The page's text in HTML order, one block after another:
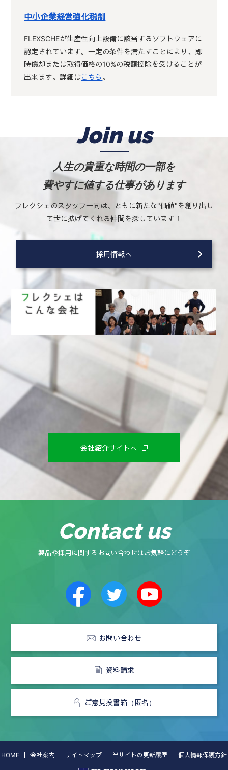
2024年8月1日
弊社では働きやすい職場環境づくりの取り組みとして軽装勤
務を推奨しておりましたが、この度、お客様と対面（Web会
議も含む）においても軽装にて対面させていただきます。何
卒ご理解賜りますようよろしくお願い申し上げます。
弊社では近年の社会情勢を考慮して年賀状でのご挨拶を控え
させていただくことといたしました。誠に勝手ではございま
2023年7月26日～28日
第16回 工場内のシステム見える化展に出展します。
2022年12月1日
弊社では近年の社会情勢を考慮して年賀状でのご挨拶を控え
スマートファクトリーJapan2022に出展しました。
2022年10月22日
PG BATTLE 2022に協賛します。
生産システム見える化展に出展しました。
に出展しました。
2021年10月23日
PG BATTLE 2021に協賛しました。
2021年1月20日～22日
に出展しました。
2020年10月1日～11月19日
第58回宣伝会議賞
に協賛しました。弊社課題への沢山のご応
募ありがとうございました。
2019年6月5日～7日
スマートファクトリーJapan2019に出展しました。[写真]
2018年10月3日～5日
第30回 関西 設計･製造ソリューション展に出展しました。
2018年10月2日
当ウェブサイトを全面リニューアルし公開しました。
2018年6月20日～22日
第29回 設計･製造ソリューション展に出展しました。
2018年4月11日～13日
第3回 名古屋 設計･製造ソリューション展に出展しました。
第20回 関西 設計･製造ソリューション展に出展しました。[写
真]
FLEXSCHEバージョン23.0 リリース
2023年3月31日
FLEXSCHE CarryOutバージョン4.4 リリース
2023年3月27日
FLEXSCHEバージョン22.0リリース
FLEXSCHEバージョン21.1 リリース
FLEXSCHEバージョン21.0 リリース
FLEXSCHE CarryOutバージョン4.2 リリース
FLEXSCHEバージョン20.0 リリース
FLEXSCHE CarryOutバージョン4.1 リリース
2020年9月4日
FLEXSCHEバージョン19.1 リリース
FLEXSCHE CarryOutバージョン4 リリース
2019年2月14日
FLEXSCHE CarryOutバージョン3 リリース
FLEXSCHEバージョン18.0 リリース
FLEXSCHE CarryOutバージョン2 リリース
2018年3月28日
FLEXSCHEバージョン17.1 リリース
FLEXSCHEバージョン17.0 リリース
FLEXSCHEバージョン16.1 リリース
FLEXSCHEバージョン15.1 リリース
FLEXSCHEバージョン15.0 リリース
FLEXSCHEバージョン14.1 リリース
2014年1月29日
FLEXSCHEバージョン13.1 リリース
中小企業経営強化税制
FLEXSCHEが生産性向上設備に該当するソフトウェアに
認定されています。一定の条件を満たすことにより、即
時償却または取得価格の10%の税額控除を受けることが
出来ます。詳細はこちら 。
Join us
人生の貴重な時間の一部を
費やすに値する仕事があります
フレクシェのスタッフ一同は、ともに新たな"価値"を創り出し
て世に拡げてくれる仲間を探しています！
採用情報へ
会社紹介サイトへ
Contact us
製品や採用に関するお問い合わせはお気軽にどうぞ
お問い合わせ
資料請求
ご意見投書箱（匿名）
HOME 会社案内 サイトマップ 当サイトの更新履歴 個人情報保護方針